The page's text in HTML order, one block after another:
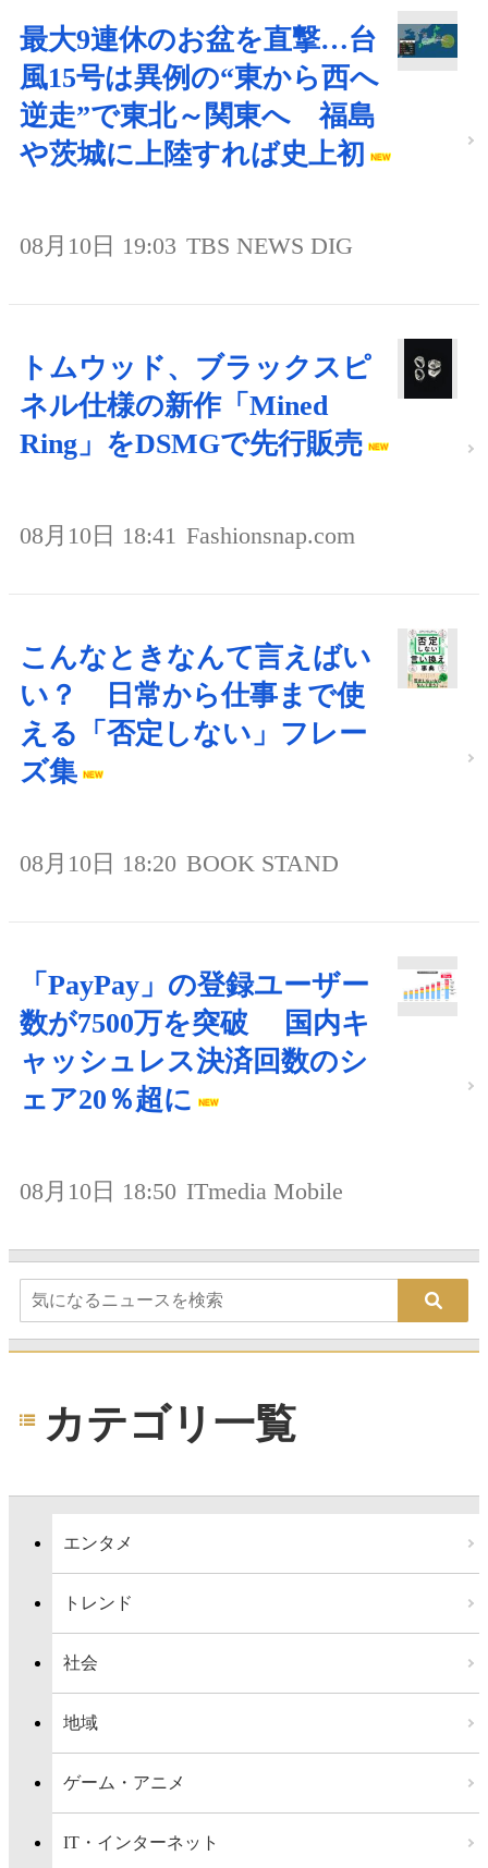
最大9連休のお盆を直撃…台
風15号は異例の“東から西へ
逆走”で東北～関東へ 福島
や茨城に上陸すれば史上初
08月10日 19:03 TBS NEWS DIG
トムウッド、ブラックスピ
ネル仕様の新作「Mined
Ring」をDSMGで先行販売
08月10日 18:41 Fashionsnap.com
こんなときなんて言えばい
い？ 日常から仕事まで使
える「否定しない」フレー
ズ集
08月10日 18:20 BOOK STAND
「PayPay」の登録ユーザー
数が7500万を突破 国内キ
ャッシュレス決済回数のシ
ェア20％超に
08月10日 18:50 ITmedia Mobile
カテゴリ一覧
エンタメ
トレンド
社会
地域
ゲーム・アニメ
IT・インターネット